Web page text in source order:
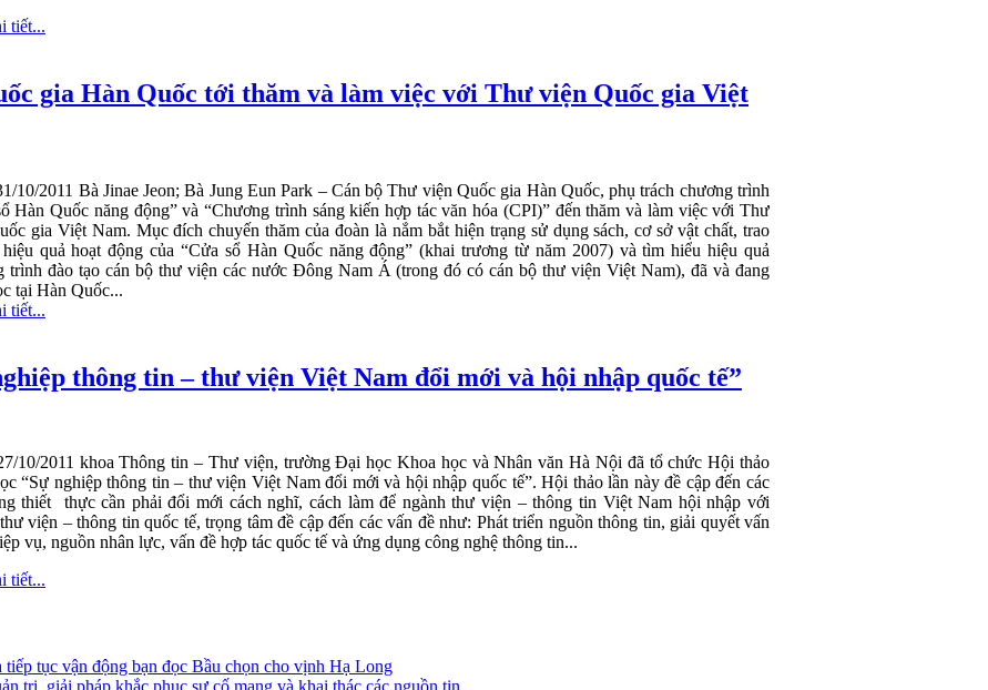
tiết...
gia Hàn Quốc tới thăm và làm việc với Thư viện Quốc gia Việt
10/2011 Bà Jinae Jeon; Bà Jung Eun Park – Cán bộ Thư viện Quốc gia Hàn Quốc, phụ trách chương trình
Hàn Quốc năng động” và “Chương trình sáng kiến hợp tác văn hóa (CPI)” đến thăm và làm việc với Thư
gia Việt Nam. Mục đích chuyến thăm của đoàn là nắm bắt hiện trạng sử dụng sách, cơ sở vật chất, trao
quả hoạt động của “Cửa sổHàn Quốc năng động” (khai trương từ năm 2007) và tìm hiểu hiệu quả
trình đào tạo cán bộ thư viện các nước Đông Nam Á (trong đó có cán bộ thư viện Việt Nam), đã và đang
tại Hàn Quốc...
tiết...
thông tin – thư viện Việt Nam đổi mới và hội nhập quốc tế”
10/2011 khoa Thông tin – Thư viện, trường Đại học Khoa học và Nhân văn Hà Nội đã tổ chức Hội thảo
“Sự nghiệp thông tin – thư viện Việt Nam đổi mới và hội nhập quốc tế”. Hội thảo lần này đề cập đến các
thiết
thực cần phải đổi mới cách nghĩ, cách làm để ngành thư viện – thông tin Việt Nam hội nhập với
viện – thông tin quốc tế, trọng tâm đề cập đến các vấn đề như: Phát triển nguồn thông tin, giải quyết vấn
vụ, nguồn nhân lực, vấn đề hợp tác quốc tế và ứng dụng công nghệ thông tin...
tiết...
tục vận động bạn đọc Bầu chọn cho vịnh Hạ Long
trị, giải pháp khắc phục sự cố mạng và khai thác các nguồn tin